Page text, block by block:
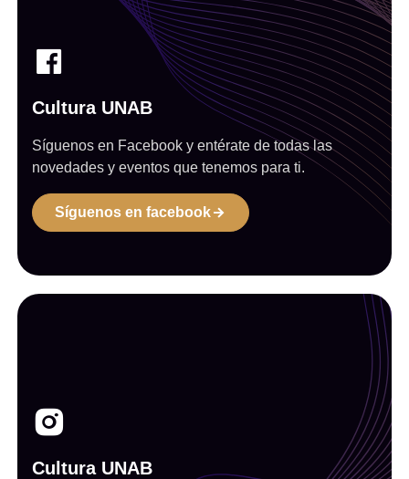
Cultura UNAB
Síguenos en Facebook y entérate de todas las
novedades y eventos que tenemos para ti.
Síguenos en facebook
Cultura UNAB